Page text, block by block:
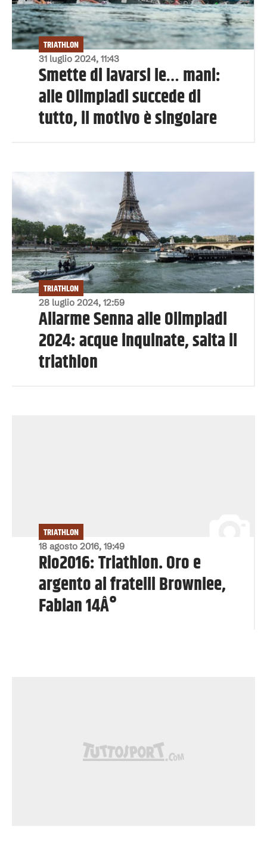
31 luglio 2024, 11:43
TRIATHLON
Smette di lavarsi le… mani:
alle Olimpiadi succede di
tutto, il motivo è singolare
28 luglio 2024, 12:59
TRIATHLON
Allarme Senna alle Olimpiadi
2024: acque inquinate, salta il
triathlon
18 agosto 2016, 19:49
TRIATHLON
Rio2016: Triathlon. Oro e
argento ai fratelli Brownlee,
Fabian 14Â°